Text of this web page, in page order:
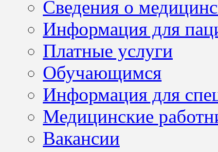
Сведения о
Информация для
Платные услуги
Обучающимся
Информация для
Медицинские
Вакансии